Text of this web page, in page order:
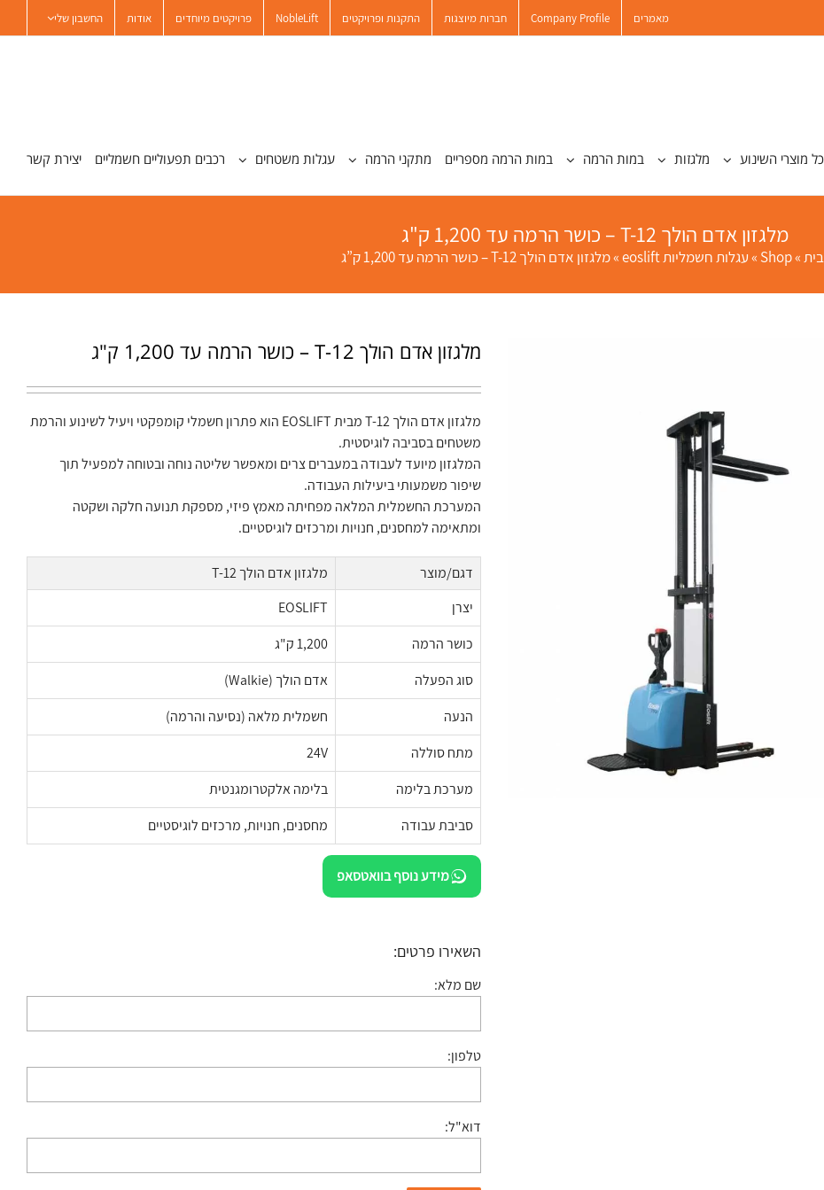
מאמרים Company Profile חברות מיוצגות התקנות ופרויקטים NobleLift פרויקטים מיוחדים אודות החשבון שלי
כל מוצרי השינוע מלגזות במות הרמה במות הרמה מספריים מתקני הרמה עגלות משטחים רכבים תפעוליים חשמליים יצירת קשר
מלגזון אדם הולך T-12 – כושר הרמה עד 1,200 ק"ג
»
Shop
»עגלות חשמליות eoslift »מלגזון אדם הולך T-12 – כושר הרמה עד 1,200 ק”ג
מלגזון אדם הולך T-12 – כושר הרמה עד 1,200 ק"ג
מלגזון אדם הולך T-12 מבית EOSLIFT הוא פתרון חשמלי קומפקטי ויעיל לשינוע והרמת
משטחים בסביבה לוגיסטית.
המלגזון מיועד לעבודה במעברים צרים ומאפשר שליטה נוחה ובטוחה למפעיל תוך
שיפור משמעותי ביעילות העבודה.
המערכת החשמלית המלאה מפחיתה מאמץ פיזי, מספקת תנועה חלקה ושקטה
ומתאימה למחסנים, חנויות ומרכזים לוגיסטיים.
דגם/מוצר
מלגזון אדם הולך T-12
יצרן
EOSLIFT
כושר הרמה
1,200 ק"ג
סוג הפעלה
אדם הולך (Walkie)
הנעה
חשמלית מלאה (נסיעה והרמה)
מתח סוללה
24V
מערכת בלימה
בלימה אלקטרומגנטית
סביבת עבודה
מחסנים, חנויות, מרכזים לוגיסטיים
מידע נוסף בוואטסאפ
השאירו פרטים:
שם מלא:
טלפון:
דוא"ל: